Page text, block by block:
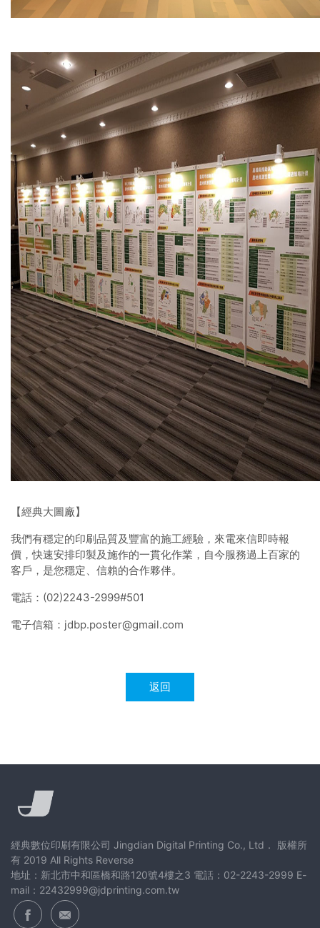
【經典大圖廠】
我們有穩定的印刷品質及豐富的施工經驗，來電來信即時報
價，快速安排印製及施作的一貫化作業，自今服務過上百家的
客戶，是您穩定、信賴的合作夥伴。
電話：(02)2243-2999#501
電子信箱：jdbp.poster@gmail.com
返回
經典數位印刷有限公司 Jingdian Digital Printing Co., Ltd． 版權所
有 2019 All Rights Reverse
地址：新北市中和區橋和路120號4樓之3 電話：02-2243-2999 E-
mail：22432999@jdprinting.com.tw